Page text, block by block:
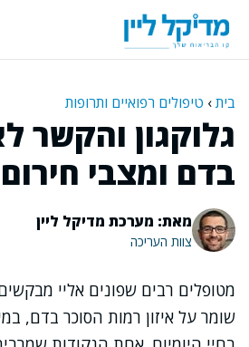
לתוכן
בית› טיפולים רפואיים ותרופות
גלוקגון והקשר
בדם ומצבי חירום
מאת: מערכת מדיקל ליין
צוות העריכה
מטופלים רבים שפונים אליי
שומר על איזון רמות הסוכר בדם,